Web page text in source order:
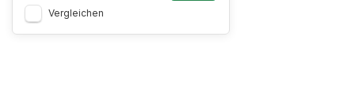
Vergleichen